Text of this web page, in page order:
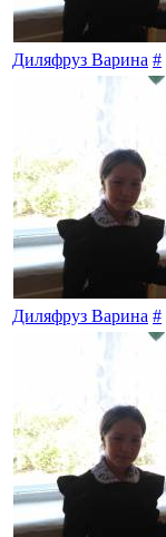
Диляфруз Варина #
Диляфруз Варина #